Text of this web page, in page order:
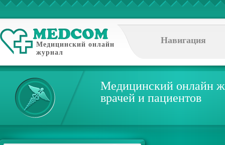
Медицинский онлайн
журнал
Навигация
Медицинский онлайн
врачей и пациентов